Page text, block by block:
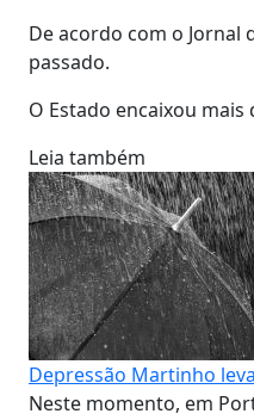
De acordo com o Jornal
passado.
O Estado encaixou
Leia também
Depressão Martinho
Neste momento, em